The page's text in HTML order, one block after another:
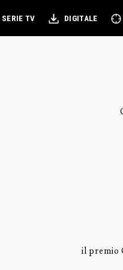
SERIE TV DIGITALE
il premio